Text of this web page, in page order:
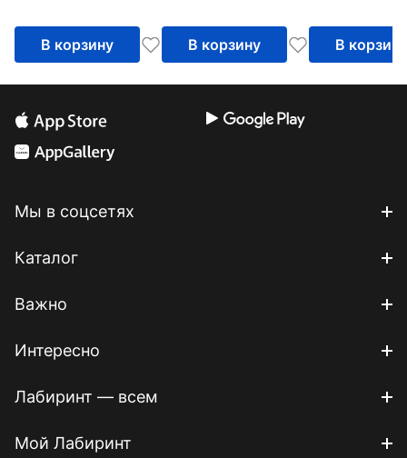
В корзину
заградителей
В корзину В корзину
Мы в соцсетях
Каталог
Важно
Интересно
Лабиринт — всем
Мой Лабиринт